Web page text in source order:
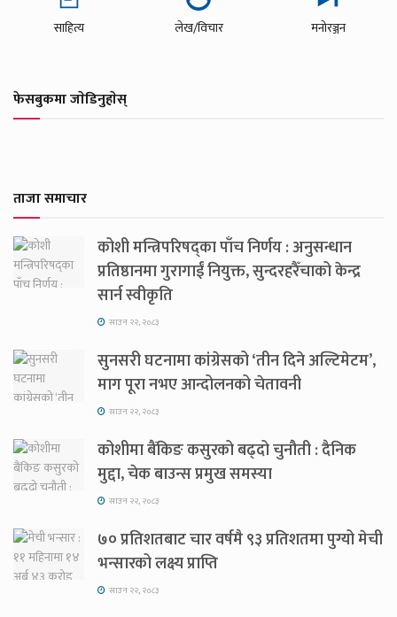
साहित्य लेख/विचार मनोरञ्जन
फेसबुकमा जाेडिनुहाेस्
ताजा समाचार
कोशी मन्त्रिपरिषद्का पाँच निर्णय : अनुसन्धान
प्रतिष्ठानमा गुरागाईं नियुक्त, सुन्दरहरैँचाको केन्द्र
सार्न स्वीकृति
साउन २२, २०८३
सुनसरी घटनामा कांग्रेसको ‘तीन दिने अल्टिमेटम’,
माग पूरा नभए आन्दोलनको चेतावनी
साउन २२, २०८३
कोशीमा बैंकिङ कसुरको बढ्दो चुनौती : दैनिक
मुद्दा, चेक बाउन्स प्रमुख समस्या
साउन २२, २०८३
७० प्रतिशतबाट चार वर्षमै ९३ प्रतिशतमा पुग्यो मेची
भन्सारको लक्ष्य प्राप्ति
साउन २२, २०८३